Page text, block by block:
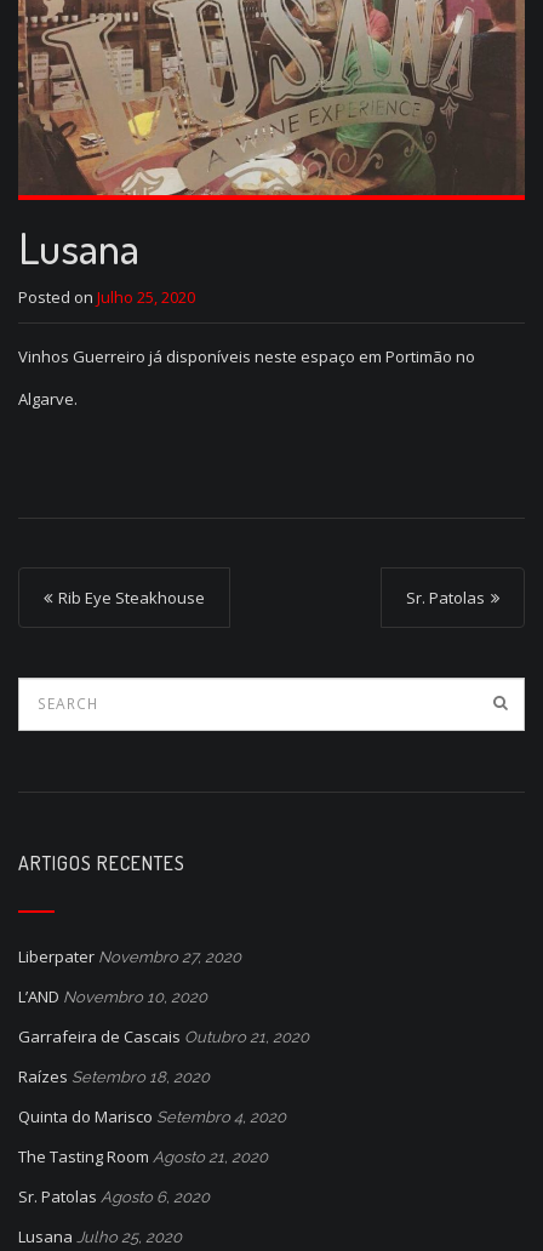
Lusana
Posted on Julho 25, 2020
Vinhos Guerreiro já disponíveis neste espaço em Portimão no
Algarve.
P
o
n
a
i
g
a
t
i
o
n
Rib Eye Steakhouse Sr. Patolas
ARTIGOS RECENTES
Liberpater Novembro 27, 2020
L’AND Novembro 10, 2020
Garrafeira de Cascais Outubro 21, 2020
Raízes Setembro 18, 2020
Quinta do Marisco Setembro 4, 2020
The Tasting Room Agosto 21, 2020
Sr. Patolas Agosto 6, 2020
Lusana Julho 25, 2020